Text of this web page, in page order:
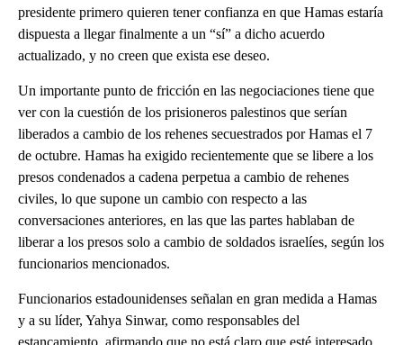
presidente primero quieren tener confianza en que Hamas estaría
dispuesta a llegar finalmente a un “sí” a dicho acuerdo
actualizado, y no creen que exista ese deseo.
Un importante punto de fricción en las negociaciones tiene que
ver con la cuestión de los prisioneros palestinos que serían
liberados a cambio de los rehenes secuestrados por Hamas el 7
de octubre. Hamas ha exigido recientemente que se libere a los
presos condenados a cadena perpetua a cambio de rehenes
civiles, lo que supone un cambio con respecto a las
conversaciones anteriores, en las que las partes hablaban de
liberar a los presos solo a cambio de soldados israelíes, según los
funcionarios mencionados.
Funcionarios estadounidenses señalan en gran medida a Hamas
y a su líder, Yahya Sinwar, como responsables del